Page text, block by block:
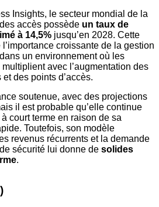
Insights, le secteur mondial de la
accès possède un taux de
à 14,5% jusqu’en 2028. Cette
croissante de la gestion
un environnement où les
avec l’augmentation des
des points d’accès.
soutenue, avec des projections
il est probable qu’elle continue
court terme en raison de sa
Toutefois, son modèle
revenus récurrents et la demande
sécurité lui donne de solides
.